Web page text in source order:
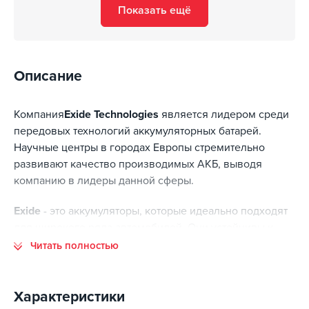
Показать ещё
Описание
КомпанияExide Technologies является лидером среди
передовых технологий аккумуляторных батарей.
Научные центры в городах Европы стремительно
развивают качество производимых АКБ, выводя
компанию в лидеры данной сферы.
Exide - это аккумуляторы, которые идеально подходят
вибрации и имеют высокую пусковую мощность, а
хорошо такой аккумулятор подойдет для автомобилей,
Читать полностью
Характеристики